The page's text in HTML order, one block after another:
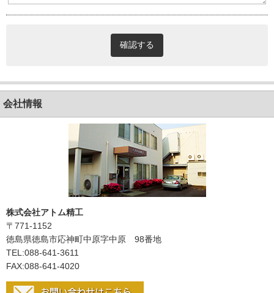
会社情報
株式会社アトム精工
〒771-1152
徳島県徳島市応神町中原字中原 98番地
TEL:088-641-3611
FAX:088-641-4020